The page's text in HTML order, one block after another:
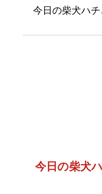
今日の柴犬ハ
今日の柴犬